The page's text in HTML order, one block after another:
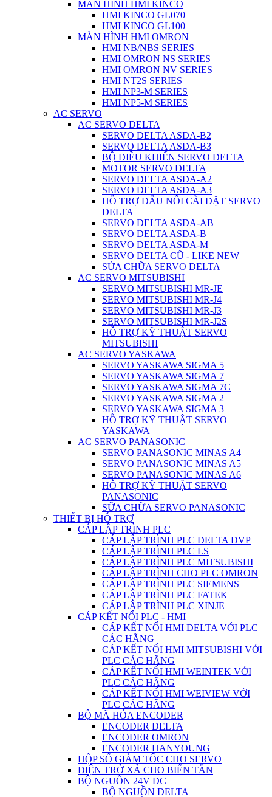
MÀN HÌNH HMI KINCO
HMI KINCO GL070
HMI KINCO GL100
MÀN HÌNH HMI OMRON
HMI NB/NBS SERIES
HMI OMRON NS SERIES
HMI OMRON NV SERIES
HMI NT2S SERIES
HMI NP3-M SERIES
HMI NP5-M SERIES
AC SERVO
AC SERVO DELTA
SERVO DELTA ASDA-B2
SERVO DELTA ASDA-B3
BỘ ĐIỀU KHIỂN SERVO DELTA
MOTOR SERVO DELTA
SERVO DELTA ASDA-A2
SERVO DELTA ASDA-A3
HỖ TRỢ ĐẤU NỐI CÀI ĐẶT SERVO
DELTA
SERVO DELTA ASDA-AB
SERVO DELTA ASDA-B
SERVO DELTA ASDA-M
SERVO DELTA CŨ - LIKE NEW
SỬA CHỮA SERVO DELTA
AC SERVO MITSUBISHI
SERVO MITSUBISHI MR-JE
SERVO MITSUBISHI MR-J4
SERVO MITSUBISHI MR-J3
SERVO MITSUBISHI MR-J2S
HỖ TRỢ KỸ THUẬT SERVO
MITSUBISHI
AC SERVO YASKAWA
SERVO YASKAWA SIGMA 5
SERVO YASKAWA SIGMA 7
SERVO YASKAWA SIGMA 7C
SERVO YASKAWA SIGMA 2
SERVO YASKAWA SIGMA 3
HỖ TRỢ KỸ THUẬT SERVO
YASKAWA
AC SERVO PANASONIC
SERVO PANASONIC MINAS A4
SERVO PANASONIC MINAS A5
SERVO PANASONIC MINAS A6
HỖ TRỢ KỸ THUẬT SERVO
PANASONIC
SỮA CHỮA SERVO PANASONIC
THIẾT BỊ HỖ TRỢ
CÁP LẬP TRÌNH PLC
CÁP LẬP TRÌNH PLC DELTA DVP
CÁP LẬP TRÌNH PLC LS
CÁP LẬP TRÌNH PLC MITSUBISHI
CÁP LẬP TRÌNH CHO PLC OMRON
CÁP LẬP TRÌNH PLC SIEMENS
CÁP LẬP TRÌNH PLC FATEK
CÁP LẬP TRÌNH PLC XINJE
CÁP KẾT NỐI PLC - HMI
CÁP KẾT NỐI HMI DELTA VỚI PLC
CÁC HÃNG
CÁP KẾT NỐI HMI MITSUBISHI VỚI
PLC CÁC HÃNG
CÁP KẾT NỐI HMI WEINTEK VỚI
PLC CÁC HÃNG
CÁP KẾT NỐI HMI WEIVIEW VỚI
PLC CÁC HÃNG
BỘ MÃ HÓA ENCODER
ENCODER DELTA
ENCODER OMRON
ENCODER HANYOUNG
HỘP SỐ GIẢM TỐC CHO SERVO
ĐIỆN TRỞ XẢ CHO BIẾN TẦN
BỘ NGUỒN 24V DC
BỘ NGUỒN DELTA